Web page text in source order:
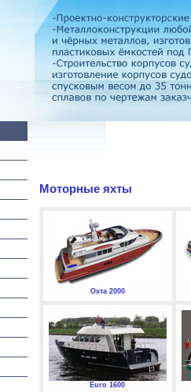
Моторные яхты
Охта 2000
Euro 1600